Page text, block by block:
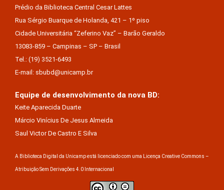
Prédio da Biblioteca Central Cesar Lattes
Rua Sérgio Buarque de Holanda, 421 – 1º piso
Cidade Universitária “Zeferino Vaz” – Barão Geraldo
13083-859 – Campinas – SP – Brasil
Tel.: (19) 3521-6493
E-mail: sbubd@unicamp.br
Equipe de desenvolvimento da nova BD:
Keite Aparecida Duarte
Márcio Vinícius De Jesus Almeida
Saul Victor De Castro E Silva
A Biblioteca Digital da Unicamp está licenciado com uma Licença Creative Commons –
Atribuição Sem Derivações 4.0 Internacional